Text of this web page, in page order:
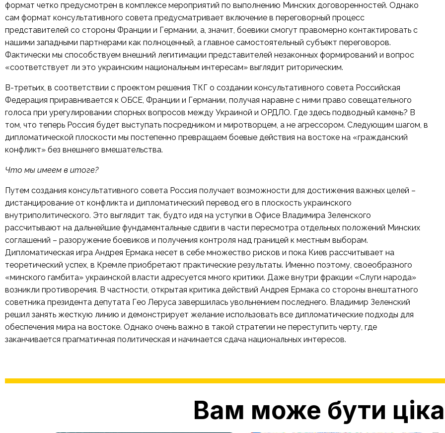
формат четко предусмотрен в комплексе мероприятий по выполнению Минских договоренностей. Однако
сам формат консультативного совета предусматривает включение в переговорный процесс
представителей со стороны Франции и Германии, а, значит, боевики смогут правомерно контактировать с
нашими западными партнерами как полноценный, а главное самостоятельный субъект переговоров.
Фактически мы способствуем внешний легитимации представителей незаконных формирований и вопрос
«соответствует ли это украинским национальным интересам» выглядит риторическим.
В-третьих, в соответствии с проектом решения ТКГ о создании консультативного совета Российская
Федерация приравнивается к ОБСЕ, Франции и Германии, получая наравне с ними право совещательного
голоса при урегулировании спорных вопросов между Украиной и ОРДЛО. Где здесь подводный камень? В
том, что теперь Россия будет выступать посредником и миротворцем, а не агрессором. Следующим шагом, в
дипломатической плоскости мы постепенно превращаем боевые действия на востоке на «гражданский
конфликт» без внешнего вмешательства.
Что мы имеем в итоге?
Путем создания консультативного совета Россия получает возможности для достижения важных целей –
дистанцирование от конфликта и дипломатический перевод его в плоскость украинского
внутриполитического. Это выглядит так, будто идя на уступки в Офисе Владимира Зеленского
рассчитывают на дальнейшие фундаментальные сдвиги в части пересмотра отдельных положений Минских
соглашений – разоружение боевиков и получения контроля над границей к местным выборам.
Дипломатическая игра Андрея Ермака несет в себе множество рисков и пока Киев рассчитывает на
теоретический успех, в Кремле приобретают практические результаты. Именно поэтому, своеобразного
«минского гамбита» украинской власти адресуется много критики. Даже внутри фракции «Слуги народа»
возникли противоречия. В частности, открытая критика действий Андрея Ермака со стороны внештатного
советника президента депутата Гео Леруса завершилась увольнением последнего. Владимир Зеленский
решил занять жесткую линию и демонстрирует желание использовать все дипломатические подходы для
обеспечения мира на востоке. Однако очень важно в такой стратегии не переступить черту, где
заканчивается прагматичная политическая и начинается сдача национальных интересов.
Вам може бути